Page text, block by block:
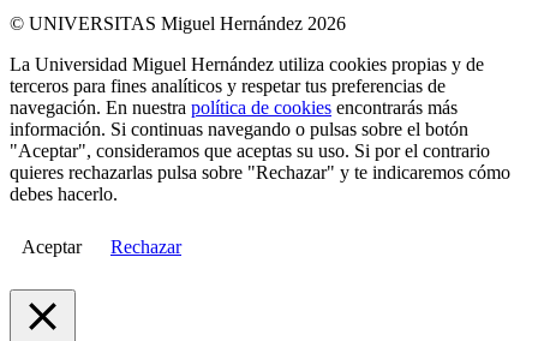
© UNIVERSITAS Miguel Hernández 2026
La Universidad Miguel Hernández utiliza cookies propias y de
terceros para fines analíticos y respetar tus preferencias de
navegación. En nuestra política de cookies encontrarás más
información. Si continuas navegando o pulsas sobre el botón
"Aceptar", consideramos que aceptas su uso. Si por el contrario
quieres rechazarlas pulsa sobre "Rechazar" y te indicaremos cómo
debes hacerlo.
Aceptar Rechazar